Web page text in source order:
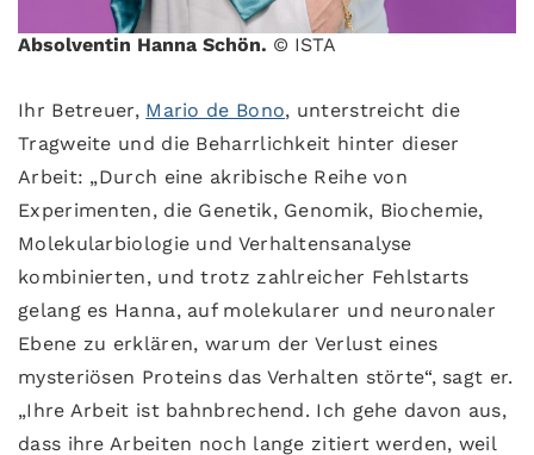
Absolventin Hanna Schön. © ISTA
Ihr Betreuer, Mario de Bono, unterstreicht die
Tragweite und die Beharrlichkeit hinter dieser
Arbeit: „Durch eine akribische Reihe von
Experimenten, die Genetik, Genomik, Biochemie,
Molekularbiologie und Verhaltensanalyse
kombinierten, und trotz zahlreicher Fehlstarts
gelang es Hanna, auf molekularer und neuronaler
Ebene zu erklären, warum der Verlust eines
mysteriösen Proteins das Verhalten störte“, sagt er.
„Ihre Arbeit ist bahnbrechend. Ich gehe davon aus,
dass ihre Arbeiten noch lange zitiert werden, weil